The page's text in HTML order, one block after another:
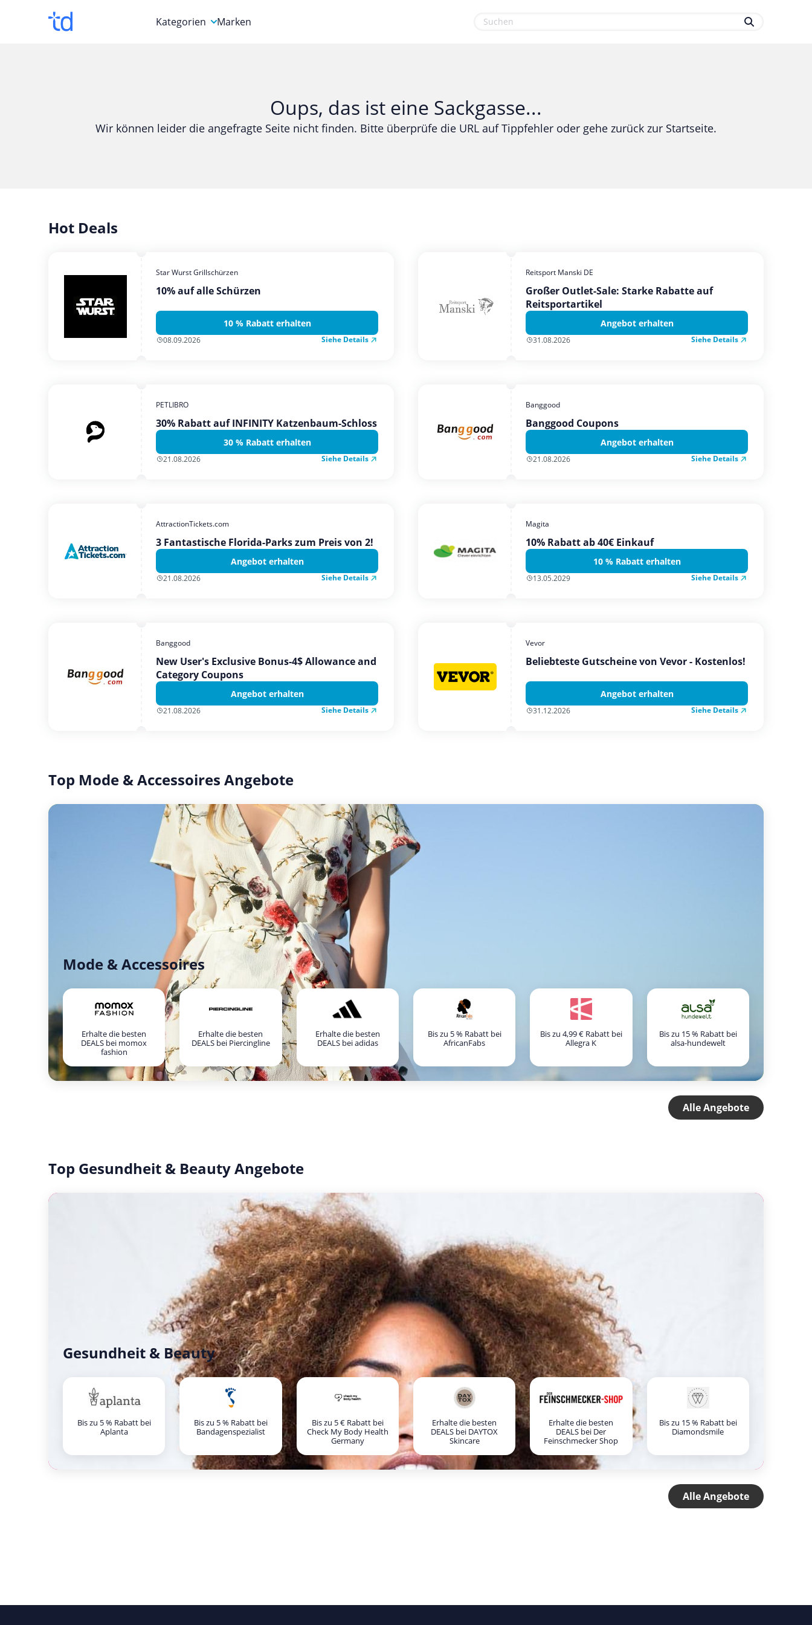
Kategorien
Computer & Elektronik
Gesundheit & Beauty
Mobilfunk & Internet
Marken
Oups, das ist eine Sackgasse...
Wir können leider die angefragte Seite nicht finden. Bitte überprüfe die URL auf Tippfehler oder gehe zurück zur Startseite.
Hot Deals
Star Wurst Grillschürzen
10% auf alle Schürzen
10 % Rabatt erhalten
08.09.2026 Siehe Details
Reitsport Manski DE
Großer Outlet-Sale: Starke Rabatte auf
Reitsportartikel
Angebot erhalten
31.08.2026 Siehe Details
PETLIBRO
30% Rabatt auf INFINITY Katzenbaum-Schloss
30 % Rabatt erhalten
21.08.2026 Siehe Details
Banggood
Banggood Coupons
Angebot erhalten
21.08.2026 Siehe Details
AttractionTickets.com
3 Fantastische Florida-Parks zum Preis von 2!
Angebot erhalten
21.08.2026 Siehe Details
Magita
10% Rabatt ab 40€ Einkauf
10 % Rabatt erhalten
13.05.2029 Siehe Details
Banggood
New User's Exclusive Bonus-4$ Allowance and
Category Coupons
Angebot erhalten
21.08.2026 Siehe Details
Vevor
Beliebteste Gutscheine von Vevor - Kostenlos!
Angebot erhalten
31.12.2026 Siehe Details
Top Mode & Accessoires Angebote
Mode & Accessoires
Erhalte die besten
DEALS bei momox
fashion
Erhalte die besten
DEALS bei Piercingline
Erhalte die besten
DEALS bei adidas
Bis zu 5 % Rabatt bei
AfricanFabs
Bis zu 4,99 € Rabatt bei
Allegra K
Bis zu 15 % Rabatt bei
alsa-hundewelt
Alle Angebote
Top Gesundheit & Beauty Angebote
Gesundheit & Beauty
Bis zu 5 % Rabatt bei
Aplanta
Bis zu 5 % Rabatt bei
Bandagenspezialist
Bis zu 5 € Rabatt bei
Check My Body Health
Germany
Erhalte die besten
DEALS bei DAYTOX
Skincare
Erhalte die besten
DEALS bei Der
Feinschmecker Shop
Bis zu 15 % Rabatt bei
Diamondsmile
Alle Angebote